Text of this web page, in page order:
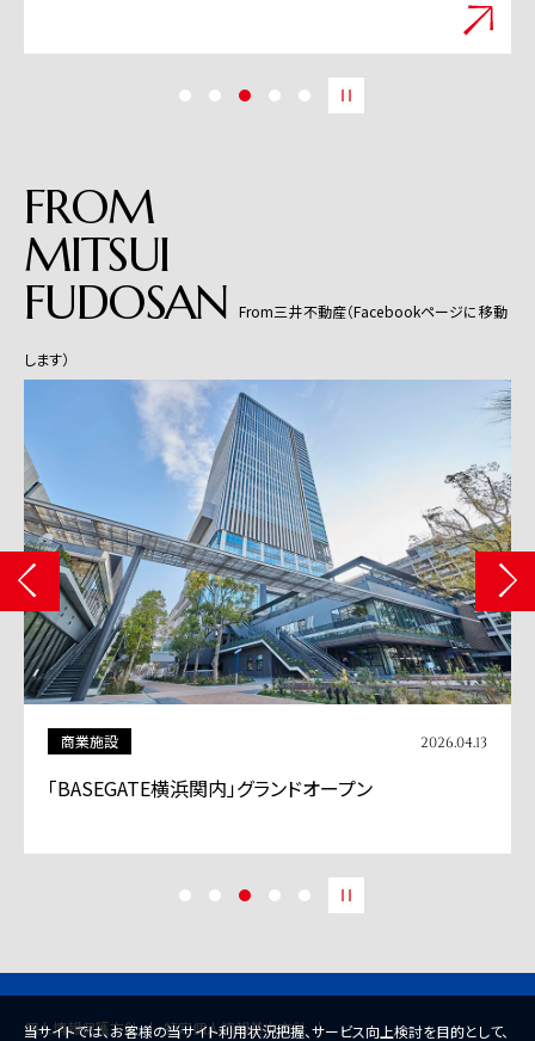
FROM
MITSUI
FUDOSAN From三井不動産（Facebookページに移動
します）
商業施設 2026.04.13
「BASEGATE横浜関内」グランドオープン
個人情報保護方針 特定個人情報基本方針
当サイトでは、お客様の当サイト利用状況把握、サービス向上検討を目的として、